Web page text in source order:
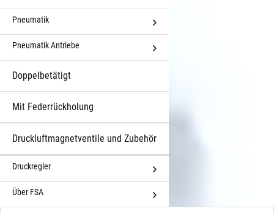
Pneumatik
Pneumatik Antriebe
Doppelbetätigt
Mit Federrückholung
Druckluftmagnetventile und Zubehör
Druckregler
Über FSA